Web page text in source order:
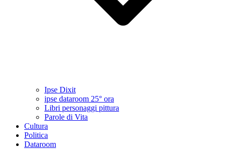
Ipse Dixit
ipse dataroom 25° ora
Libri personaggi pittura
Parole di Vita
Cultura
Politica
Dataroom